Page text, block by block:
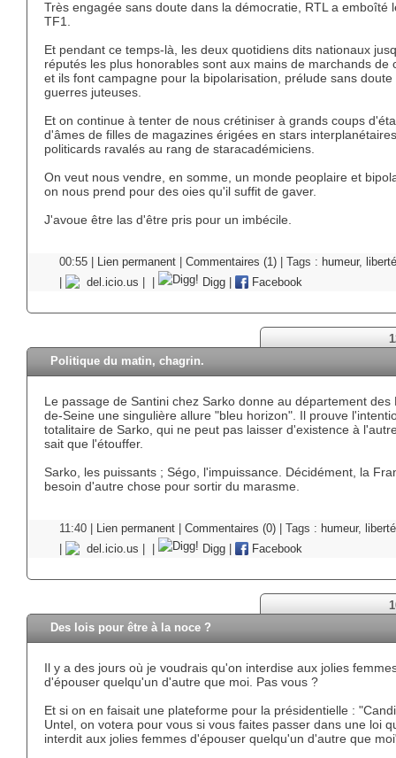
Très engagée sans doute dans la démocratie, RTL a emboîté
TF1.
Et pendant ce temps-là, les deux quotidiens dits nationaux
réputés les plus honorables sont aux mains de marchands de
et ils font campagne pour la bipolarisation, prélude sans doute
guerres juteuses.
Et on continue à tenter de nous crétiniser à grands coups
d'âmes de filles de magazines érigées en stars
politicards ravalés au rang de staracadémiciens.
On veut nous vendre, en somme, un monde peoplaire et
on nous prend pour des oies qu'il suffit de gaver.
J'avoue être las d'être pris pour un imbécile.
00:55 | Lien permanent Commentaires (1) | Tags : humeur, liberté
del.icio.us Digg Facebook
Politique du matin, chagrin.
Le passage de Santini chez Sarko donne au département des
de-Seine une singulière allure "bleu horizon". Il prouve
totalitaire de Sarko, qui ne peut pas laisser d'existence à
sait que l'étouffer.
Sarko, les puissants ; Ségo, l'impuissance. Décidément, la
besoin d'autre chose pour sortir du marasme.
11:40 | Lien permanent Commentaires (0) | Tags : humeur, liberté
del.icio.us Digg Facebook
Des lois pour être à la noce ?
Il y a des jours où je voudrais qu'on interdise aux jolies
d'épouser quelqu'un d'autre que moi. Pas vous ?
Et si on en faisait une plateforme pour la présidentielle :
Untel, on votera pour vous si vous faites passer dans une loi
interdit aux jolies femmes d'épouser quelqu'un d'autre que